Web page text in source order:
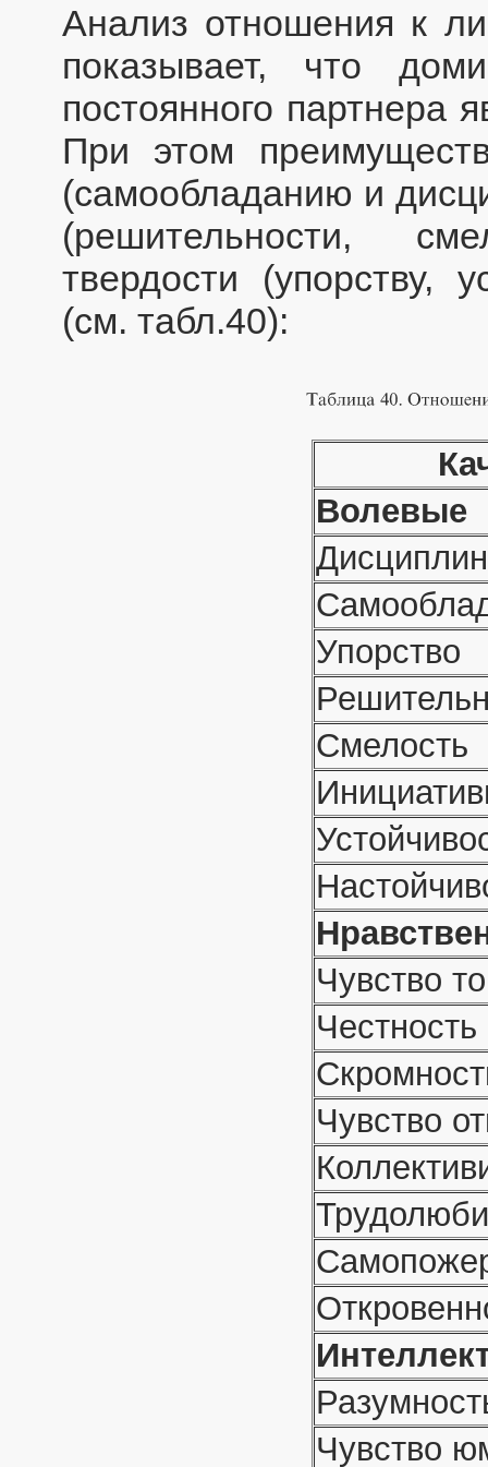
Анализ отношения к
показывает, что
постоянного партнера
При этом
(самообладанию и
(решительности,
твердости (упорству,
(см. табл.40):
Волевые
Упорство
Смелость
Чувство
Честность
Чувство
Чувство